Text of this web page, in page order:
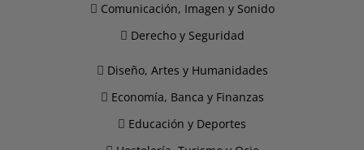
Comunicación, Imagen y Sonido
Derecho y Seguridad
Diseño, Artes y Humanidades
Economía, Banca y Finanzas
Educación y Deportes